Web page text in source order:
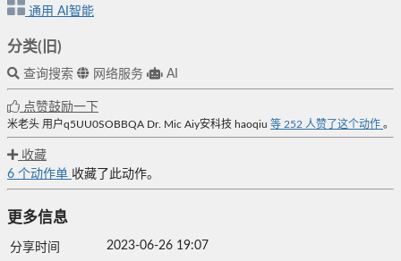
通用 AI智能
分类(旧)
查询搜索 网络服务 AI
点赞鼓励一下
米老头 用户q5UU0SOBBQA Dr. Mic Aiy安科技 haoqiu 等 252 人赞了这个动作 。
收藏
6 个动作单 收藏了此动作。
更多信息
分享时间
2023-06-26 19:07